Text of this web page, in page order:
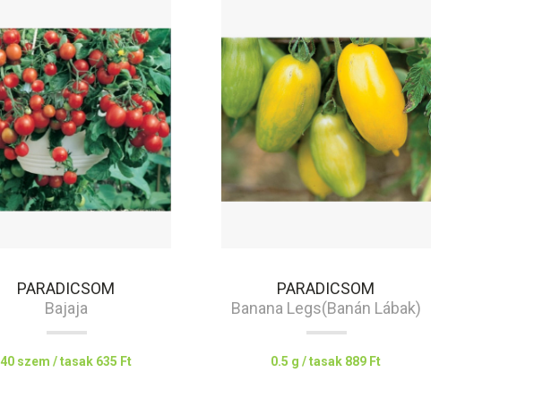
PARADICSOM
Bajaja
40 szem / tasak 635 Ft
PARADICSOM
Banana Legs(Banán Lábak)
0.5 g / tasak 889 Ft